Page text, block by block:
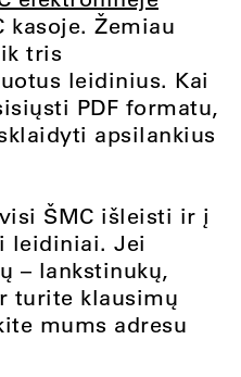
kasoje. Žemiau
tris
leidinius. Kai
PDF formatu,
apsilankius
ŠMC išleisti ir į
leidiniai. Jei
– lankstinukų,
turite klausimų
mums adresu